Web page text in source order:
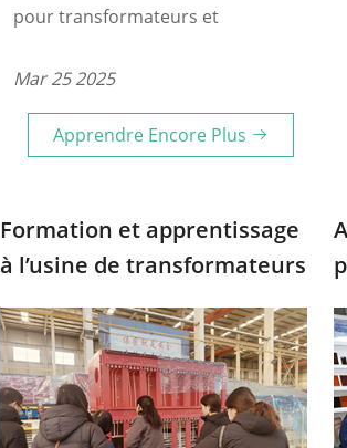
pour transformateurs et
Henan Zhongtian Yuguang.
Mar 25 2025
Apprendre Encore Plus
Formation et apprentissage
à l’usine de transformateurs